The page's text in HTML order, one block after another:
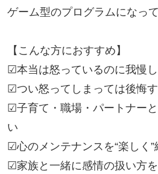
ゲーム型のプログラムになって
【こんな方におすすめ】
☑本当は怒っているのに我慢
☑つい怒ってしまっては後悔
☑子育て・職場・パートナー
い
☑心のメンテナンスを“楽しく”
☑家族と一緒に感情の扱い方